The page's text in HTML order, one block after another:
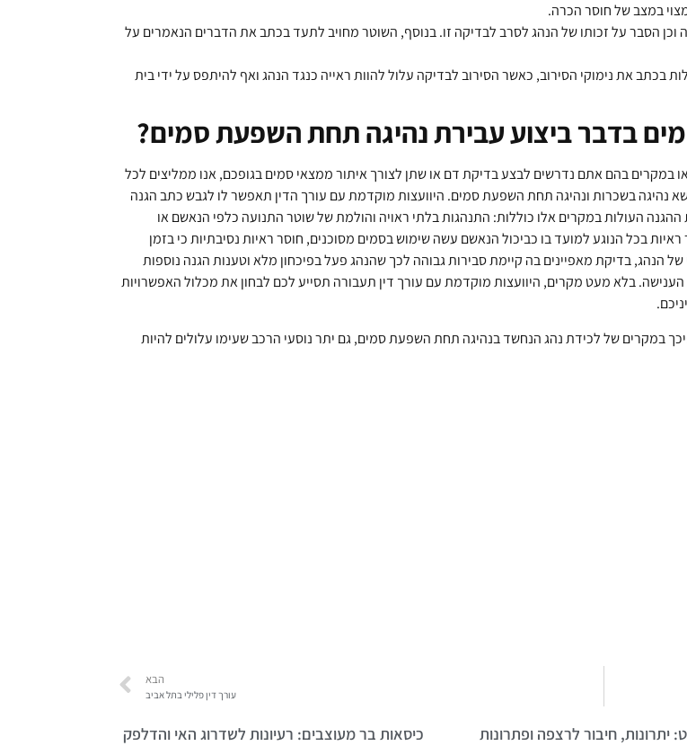
במצב של חוסר הכרה.
הסבר על זכותו של הנהג לסרב לבדיקה זו. בנוסף, השוטר מחויב לתעד בכתב את הדברים הנאמרים על
את נימוקי הסירוב, כאשר הסירוב לבדיקה עלול להוות ראייה כנגד הנהג ואף להיתפס על ידי בית
בדבר ביצוע עבירת נהיגה תחת השפעת סמים?
בהם אתם נדרשים לבצע בדיקת דם או שתן לצורך איתור ממצאי סמים בגופכם, אנו ממליצים לכל
נהיגה בשכרות ונהיגה תחת השפעת סמים. היוועצות מוקדמת עם עורך הדין תאפשר לו לגבש כתב הגנה
העולות במקרים אלו כוללות: התנהגות בלתי ראויה והולמת של שוטר התנועה כלפי הנאשם או
בכל הנוגע למועד בו כביכול הנאשם עשה שימוש בסמים מסוכנים, חוסר ראיות נסיבתיות כי בזמן
בדיקת מאפיינים בה קיימת סבירות גבוהה לכך שהנהג פעל בפיכחון מלא וטענות הגנה נוספות
בלא מעט מקרים, היוועצות מוקדמת עם עורך דין תעבורה תסייע לכם לבחון את מכלול האפשרויות
במקרים של לכידת נהג הנחשד בנהיגה תחת השפעת סמים, גם יתר נוסעי הרכב שעימו עלולים להיות
הבא
עורך דין פלילי בתל אביב
יתרונות, חיבור לרצפה ופתרונות
כיסאות בר מעוצבים: רעיונות לשדרוג האי והדלפק